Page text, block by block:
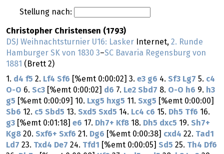
Stellung nach:
Christopher Christensen (1793)
DSJ Weihnachtsturnier U16: Lasker Internet, 2. Runde
Hamburger SK von 1830 3–SC Bavaria Regensburg von
1881 (Brett 2)
1. d4 f5 2. Lf4 Sf6 [%emt 0:00:02] 3. e3 g6 4. Sf3 Lg7 5. c4
O-O 6. Sc3 [%emt 0:00:02] d6 7. Le2 Sbd7 8. O-O h6 9. h3
g5 [%emt 0:00:09] 10. Lxg5 hxg5 11. Sxg5 [%emt 0:00:00]
Sb6 12. c5 Sbd5 13. Sxd5 Sxd5 14. Lc4 c6 15. Dh5 Tf6 16.
g3 [%emt 0:01:18] e6 17. Dh7+ Kf8 18. Dh5 dxc5 19. Sh7+
Kg8 20. Sxf6+ Sxf6 21. Dg6 [%emt 0:00:38] cxd4 22. Tad1
Ld7 23. Txd4 De7 24. Tfd1 [%emt 0:00:05] Sd5 25. Th4 Df6